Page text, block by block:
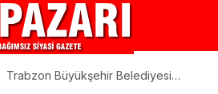
Trabzon Büyükşehir Belediyesi